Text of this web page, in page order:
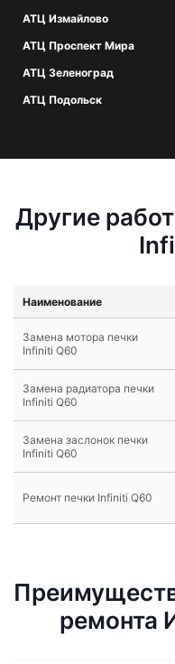
АТЦ Измайлово
АТЦ Проспект Мира
АТЦ Зеленоград
АТЦ Подольск
Другие
Наименование
Замена мотора печки
Infiniti Q60
Замена радиатора печки
Infiniti Q60
Замена заслонок печки
Infiniti Q60
Ремонт печки Infiniti Q60
ремонта